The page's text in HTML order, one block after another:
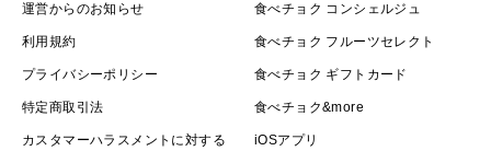
運営からのお知らせ
利用規約
プライバシーポリシー
特定商取引法
カスタマーハラスメントに対する
食べチョク コンシェルジュ
食べチョク フルーツセレクト
食べチョク ギフトカード
食べチョク&more
iOSアプリ